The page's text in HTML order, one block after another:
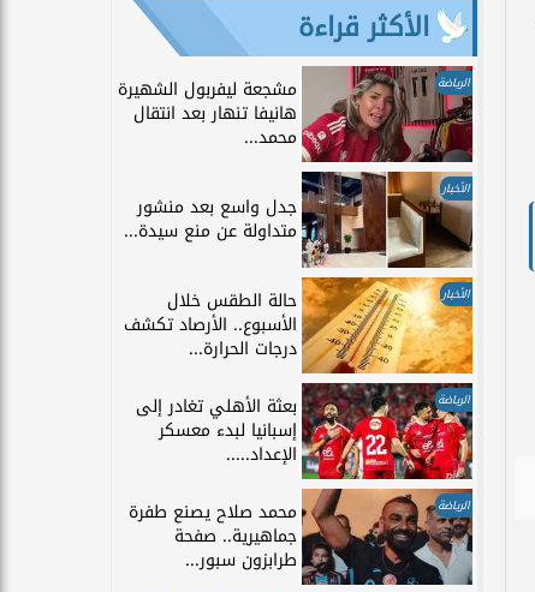
الأكثر قراءة
الرياضة مشجعة ليفربول الشهيرة
هانيفا تنهار بعد انتقال
محمد...
الأخبار
جدل واسع بعد منشور
متداولة عن منع سيدة...
الأخبار حالة الطقس خلال
الأسبوع.. الأرصاد تكشف
درجات الحرارة...
الرياضة بعثة الأهلي تغادر إلى
إسبانيا لبدء معسكر
الإعداد.....
الرياضة محمد صلاح يصنع طفرة
جماهيرية.. صفحة
طرابزون سبور...